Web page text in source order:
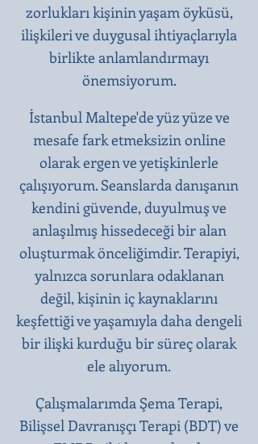
zorlukları kişinin yaşam öyküsü,
ilişkileri ve duygusal ihtiyaçlarıyla
birlikte anlamlandırmayı
önemsiyorum.
İstanbul Maltepe'de yüz yüze ve
mesafe fark etmeksizin online
olarak ergen ve yetişkinlerle
çalışıyorum. Seanslarda danışanın
kendini güvende, duyulmuş ve
anlaşılmış hissedeceği bir alan
oluşturmak önceliğimdir. Terapiyi,
yalnızca sorunlara odaklanan
değil, kişinin iç kaynaklarını
keşfettiği ve yaşamıyla daha dengeli
bir ilişki kurduğu bir süreç olarak
ele alıyorum.
Çalışmalarımda Şema Terapi,
Bilişsel Davranışçı Terapi (BDT) ve